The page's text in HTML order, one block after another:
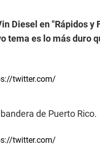
Diesel en "Rápidos y
tema es lo más duro
twitter.com/
de Puerto Rico.
twitter.com/